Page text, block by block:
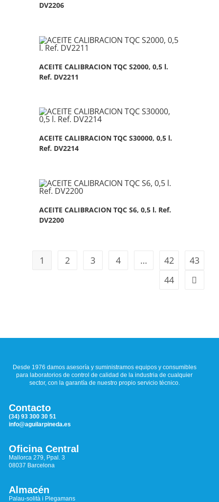
DV2206
ACEITE CALIBRACION TQC S2000, 0,5 l.
Ref. DV2211
ACEITE CALIBRACION TQC S30000, 0,5 l.
Ref. DV2214
ACEITE CALIBRACION TQC S6, 0,5 l. Ref.
DV2200
1 2 3 4 … 42
43
44
Desde 1976 damos asesoría y suministramos equipos y consumibles
para laboratorios de control de calidad de la industria de cualquier
sector, con la garantía de nuestro propio servicio técnico.
Contacto
(34) 93 300 30 51
info@aguilarpineda.es
Oficina Central
Mallorca 279, Ppal. 3
08037 Barcelona
Almacén
Palau-solità i Plegamans